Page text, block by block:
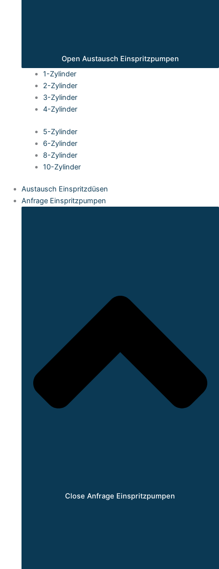
Open Austausch Einspritzpumpen
1-Zylinder
2-Zylinder
3-Zylinder
4-Zylinder
5-Zylinder
6-Zylinder
8-Zylinder
10-Zylinder
Austausch Einspritzdüsen
Anfrage Einspritzpumpen
Close Anfrage Einspritzpumpen